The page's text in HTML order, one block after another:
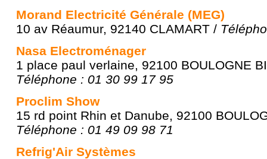
Morand Electricité Générale (MEG)
10 av Réaumur, 92140 CLAMART /
Nasa Electroménager
1 place paul verlaine, 92100 BOULOGNE
Téléphone : 01 30 99 17 95
Proclim Show
15 rd point Rhin et Danube, 92100
Téléphone : 01 49 09 98 71
Refrig'Air Systèmes